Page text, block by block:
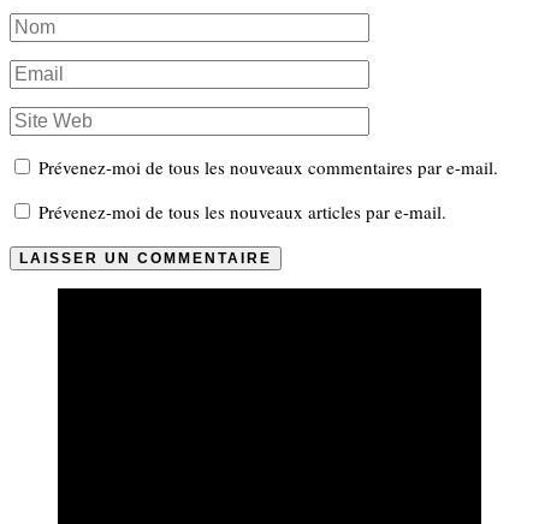
Prévenez-moi de tous les nouveaux commentaires par e-mail.
Prévenez-moi de tous les nouveaux articles par e-mail.